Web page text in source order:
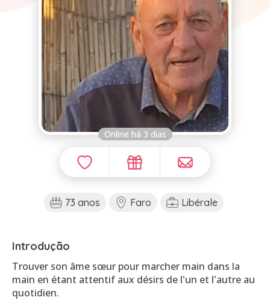
Online há 3 dias
73 anos Faro Libérale
Introdução
Trouver son âme sœur pour marcher main dans la
main en étant attentif aux désirs de l'un et l'autre au
quotidien.